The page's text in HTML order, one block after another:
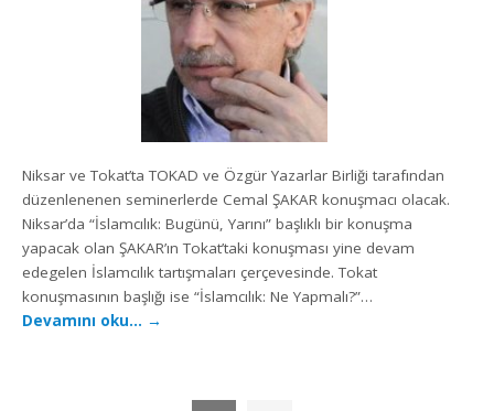
Niksar ve Tokat’ta TOKAD ve Özgür Yazarlar Birliği tarafından
düzenlenenen seminerlerde Cemal ŞAKAR konuşmacı olacak.
Niksar’da “İslamcılık: Bugünü, Yarını” başlıklı bir konuşma
yapacak olan ŞAKAR’ın Tokat’taki konuşması yine devam
edegelen İslamcılık tartışmaları çerçevesinde. Tokat
konuşmasının başlığı ise “İslamcılık: Ne Yapmalı?”…
Devamını oku… →